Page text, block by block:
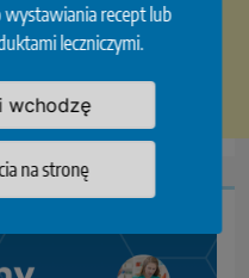
recept lub
leczniczymi.
wchodzę
na stronę